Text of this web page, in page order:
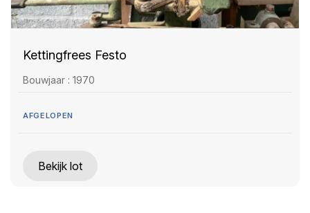
Kettingfrees Festo
Bouwjaar : 1970
AFGELOPEN
Bekijk lot